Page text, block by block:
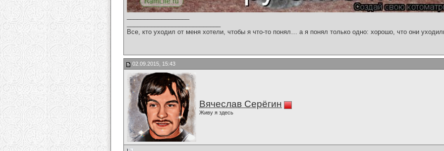
Все, кто уходил от меня хотели, чтобы я что-то понял… а я понял только одно: хорошо, что они
02.09.2015, 15:43
Вячеслав Серёгин
Живу я здесь